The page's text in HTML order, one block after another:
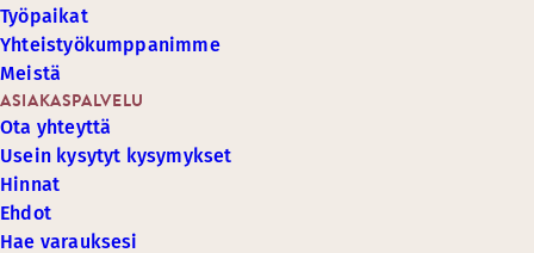
ASIAKASPALVELU
Ota yhteyttä
Usein kysytyt kysymykset
Hinnat
Ehdot
Hae varauksesi
Työpaikat
Yhteistyökumppanimme
Meistä